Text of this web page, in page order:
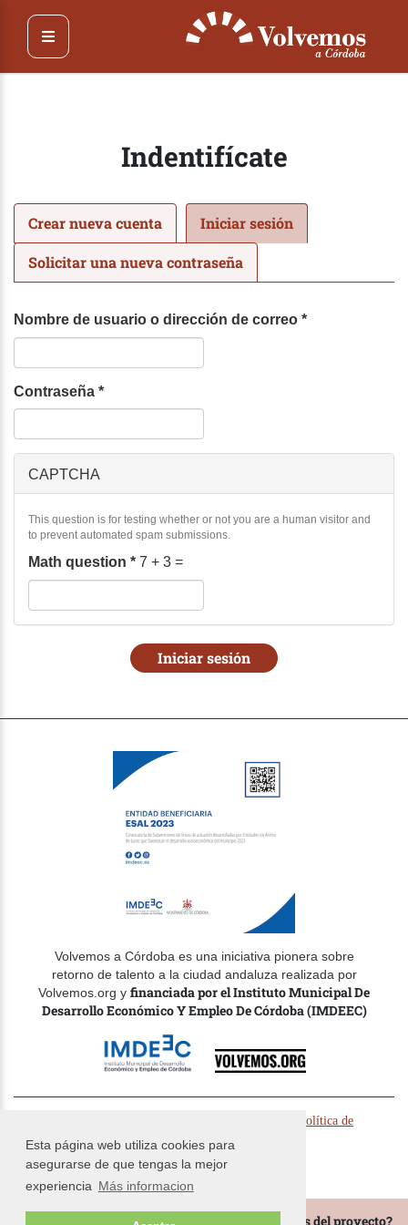
Esta página web utiliza cookies para
asegurarse de que tengas la mejor
experiencia Más informacion
contenido
principal
Indentifícate
Solapas
principales
Crear nueva cuenta Iniciar sesión
activa)
Solicitar una nueva contraseña
Nombre de usuario o dirección de correo *
Contraseña *
CAPTCHA
This question is for testing whether or not you are a human visitor and
to prevent automated spam submissions.
Math question * 7 + 3 =
Iniciar sesión
Volvemos a Córdoba es una iniciativa pionera sobre
retorno de talento a la ciudad andaluza realizada por
Volvemos.org y financiada por el Instituto Municipal De
Desarrollo Económico Y Empleo De Córdoba (IMDEEC)
Política de
privacidad- Términos y condiciones
¿Te gustaría estar al tanto de todas las novedades del proyecto?